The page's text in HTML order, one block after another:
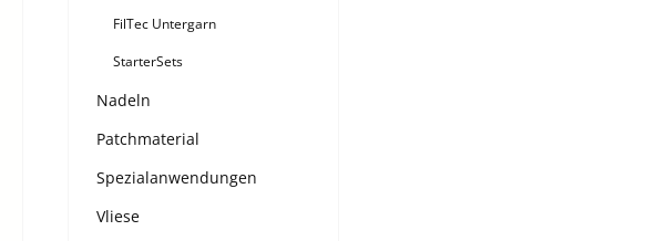
FilTec Untergarn
StarterSets
Nadeln
Patchmaterial
Spezialanwendungen
Vliese